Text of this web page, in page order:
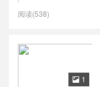
阅读(538)
 1